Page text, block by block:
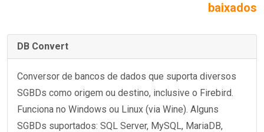
baixados
DB Convert
Conversor de bancos de dados que suporta diversos
SGBDs como origem ou destino, inclusive o Firebird.
Funciona no Windows ou Linux (via Wine). Alguns
SGBDs suportados: SQL Server, MySQL, MariaDB,